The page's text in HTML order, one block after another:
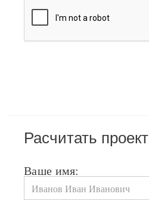
Расчитать проект
Ваше имя: